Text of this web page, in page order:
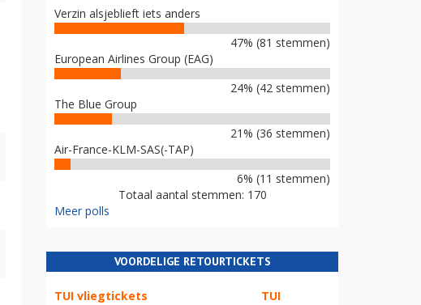
Verzin alsjeblieft iets anders
47% (81 stemmen)
European Airlines Group (EAG)
24% (42 stemmen)
The Blue Group
21% (36 stemmen)
Air-France-KLM-SAS(-TAP)
6% (11 stemmen)
Totaal aantal stemmen: 170
Meer polls
VOORDELIGE RETOURTICKETS
TUI vliegtickets TUI